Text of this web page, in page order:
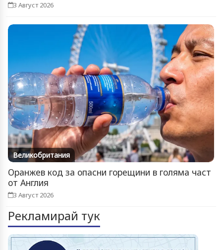
3 Август 2026
Великобритания
Оранжев код за опасни горещини в голяма част
от Англия
3 Август 2026
Рекламирай тук